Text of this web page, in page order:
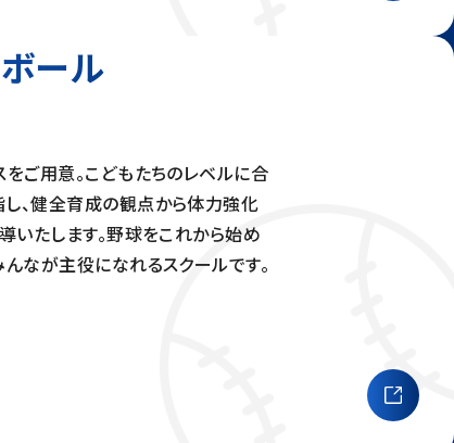
ール
ご用意。こどもたちのレベルに合
、健全育成の観点から体力強化
いたします。野球をこれから始め
なが主役になれるスクールです。